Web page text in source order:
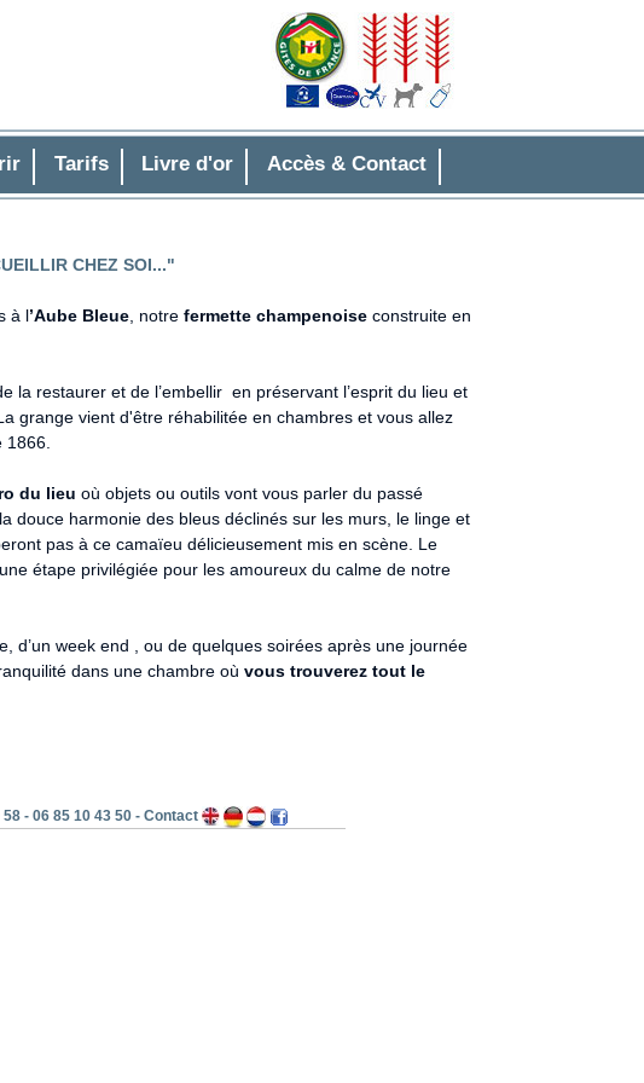
Tarifs Livre d'or Accès & Contact
CHEZ SOI..."
à l’Aube Bleue, notre fermette champenoiseconstruite en
la restaurer et de l’embellir en préservant l’esprit du lieu et
grange vient d'être réhabilitée en chambres et vous allez
du lieu où objets ou outils vont vous parler du passé
douce harmonie des bleus déclinés sur les murs, le linge et
pas à ce camaïeu délicieusement mis en scène. Le
étape privilégiée pour les amoureux du calme de notre
d’un week end , ou de quelques soirées après une journée
dans une chambre où vous trouverez tout le
- 06 85 10 43 50 - Contact